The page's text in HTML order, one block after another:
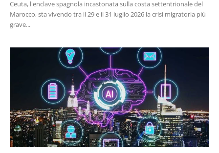
Ceuta, l'enclave spagnola incastonata sulla costa settentrionale del
Marocco, sta vivendo tra il 29 e il 31 luglio 2026 la crisi migratoria più
grave...